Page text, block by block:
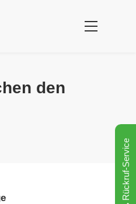
den
Rückruf-Service